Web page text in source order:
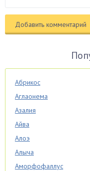
Абрикос
Аглаонема
Азалия
Айва
Алоэ
Алыча
Аморфофаллус